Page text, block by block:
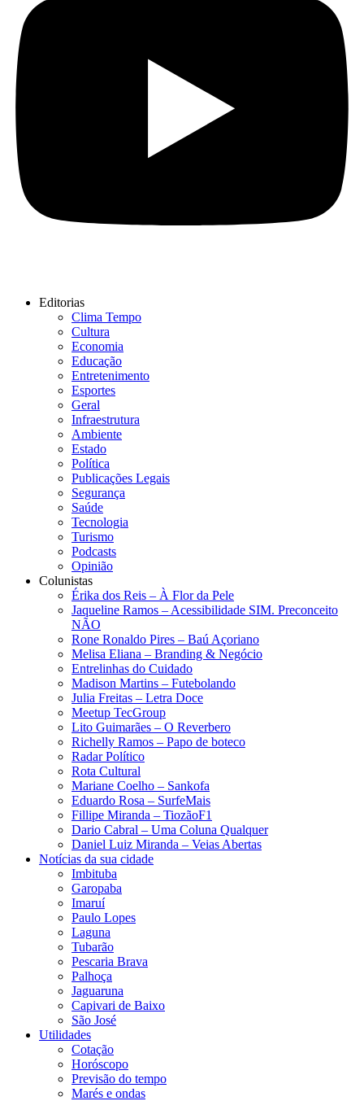
Editorias
Clima Tempo
Cultura
Economia
Educação
Entretenimento
Esportes
Geral
Infraestrutura
Ambiente
Estado
Política
Publicações Legais
Segurança
Saúde
Tecnologia
Turismo
Podcasts
Opinião
Colunistas
Érika dos Reis​ – À Flor da Pele
Jaqueline Ramos – Acessibilidade SIM. Preconceito
NÃO
Rone Ronaldo Pires – Baú Açoriano
Melisa Eliana – Branding & Negócio
Entrelinhas do Cuidado
Madison Martins – Futebolando
Julia Freitas​ – Letra Doce
Meetup TecGroup
Lito Guimarães – O Reverbero
Richelly Ramos​ – Papo de boteco
Radar Político
Rota Cultural
Mariane Coelho – Sankofa
Eduardo Rosa​ – SurfeMais
Fillipe Miranda – TiozãoF1
Dario Cabral – Uma Coluna Qualquer
Daniel Luiz Miranda – Veias Abertas
Notícias da sua cidade
Imbituba
Garopaba
Imaruí
Paulo Lopes
Laguna
Tubarão
Pescaria Brava
Palhoça
Jaguaruna
Capivari de Baixo
São José
Utilidades
Cotação
Horóscopo
Previsão do tempo
Marés e ondas